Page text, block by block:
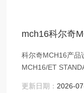
mch16科尔奇
科尔奇MCH16产品
MCH16/ET
更新日期： 2026-